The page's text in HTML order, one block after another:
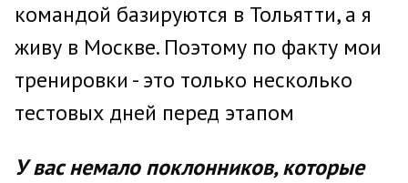
командой базируются в Тольятти, а я
живу в Москве. Поэтому по факту мои
тренировки - это только несколько
тестовых дней перед этапом
У вас немало поклонников, которые